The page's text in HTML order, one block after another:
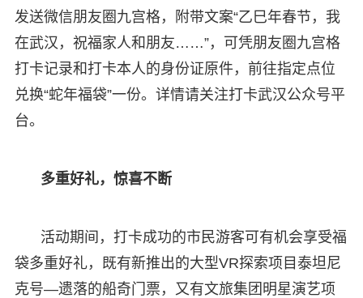
发送微信朋友圈九宫格，附带文案“乙巳年春节，我
在武汉，祝福家人和朋友……”，可凭朋友圈九宫格
打卡记录和打卡本人的身份证原件，前往指定点位
兑换“蛇年福袋”一份。详情请关注打卡武汉公众号平
台。
多重好礼，惊喜不断
活动期间，打卡成功的市民游客可有机会享受福
袋多重好礼，既有新推出的大型VR探索项目泰坦尼
克号—遗落的船奇门票，又有文旅集团明星演艺项